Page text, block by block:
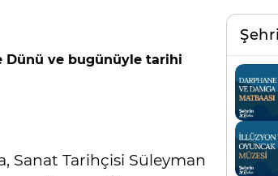
Dünü ve bugünüyle tarihi
Sanat Tarihçisi Süleyman